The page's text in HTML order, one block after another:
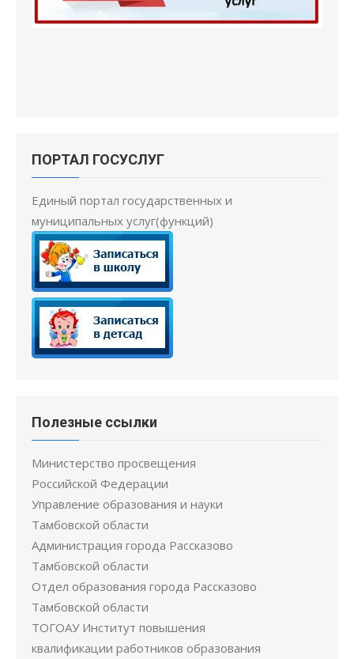
ПОРТАЛ ГОСУСЛУГ
Единый портал государственных и
муниципальных услуг(функций)
Полезные ссылки
Министерство просвещения
Российской Федерации
Управление образования и науки
Тамбовской области
Администрация города Рассказово
Тамбовской области
Отдел образования города Рассказово
Тамбовской области
ТОГОАУ Институт повышения
квалификации работников образования